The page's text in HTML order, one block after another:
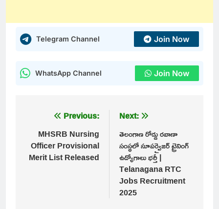
Telegram Channel Join Now
WhatsApp Channel Join Now
navigation
Previous:
MHSRB Nursing
Officer Provisional
Merit List Released
Next:
తెలంగాణ రోడ్డు రవాణా
సంస్థలో సూపర్వైజర్ ట్రైనింగ్
ఉద్యోగాలు భర్తీ |
Telanagana RTC
Jobs Recruitment
2025